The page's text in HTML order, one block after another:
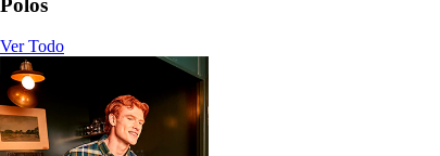
Polos
Ver Todo